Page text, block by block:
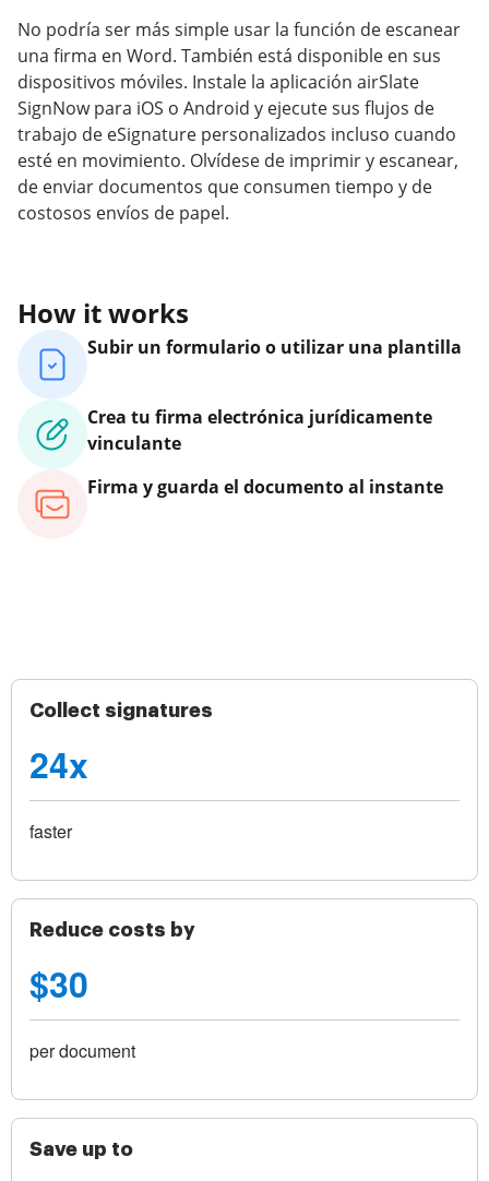
No podría ser más simple usar la función de escanear
una firma en Word. También está disponible en sus
dispositivos móviles. Instale la aplicación airSlate
SignNow para iOS o Android y ejecute sus flujos de
trabajo de eSignature personalizados incluso cuando
esté en movimiento. Olvídese de imprimir y escanear,
de enviar documentos que consumen tiempo y de
costosos envíos de papel.
How it works
Subir un formulario o utilizar una plantilla
Crea tu firma electrónica jurídicamente
vinculante
Firma y guarda el documento al instante
Collect signatures
24x
faster
Reduce costs by
$30
per document
Save up to